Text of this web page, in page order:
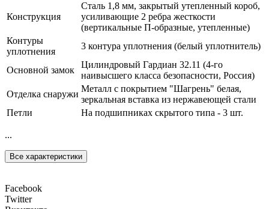
Конструкция
Сталь 1,8 мм, закрытый утепленный короб,
усиливающие 2 ребра жесткости
(вертикальные П-образные, утепленные)
Контуры
уплотнения
3 контура уплотнения (белый уплотнитель)
Основной замок
Цилиндровый Гардиан 32.11 (4-го
наивысшего класса безопасности, Россия)
Отделка снаружи
Металл с покрытием "Шагрень" белая,
зеркальная вставка из нержавеющей стали
Петли
На подшипниках скрытого типа - 3 шт.
...
Все характеристики
Facebook
Twitter